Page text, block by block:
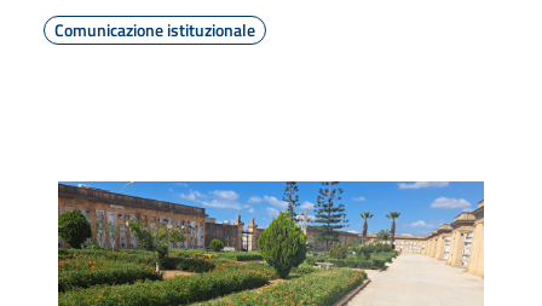
Comunicazione istituzionale